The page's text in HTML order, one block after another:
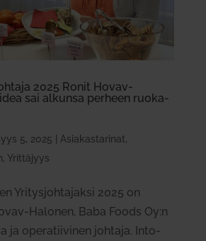
2025 Ronit Hovav-
sai alkunsa perheen ruo­ka­
5, 2025 Asiakastarinat,
, Yrittäjyys
Yri­tys­joh­ta­jaksi 2025 on
Halonen, Baba Foods Oy:n
ja ope­ra­tii­vinen johtaja. Into­